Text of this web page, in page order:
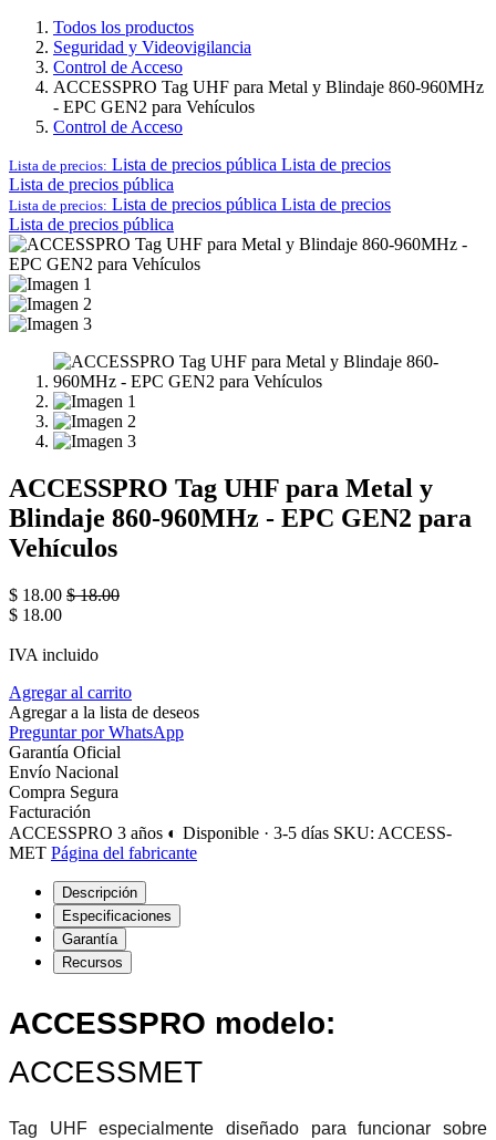
Todos los productos
Seguridad y Videovigilancia
Control de Acceso
ACCESSPRO Tag UHF para Metal y Blindaje 860-960MHz
- EPC GEN2 para Vehículos
Control de Acceso
Lista de precios: Lista de precios pública Lista de precios
Lista de precios pública
Lista de precios: Lista de precios pública Lista de precios
Lista de precios pública
ACCESSPRO Tag UHF para Metal y
Blindaje 860-960MHz - EPC GEN2 para
Vehículos
$ 18.00 $18.00
$ 18.00
IVA incluido
Agregar al carrito
Agregar a la lista de deseos
Preguntar por WhatsApp
Garantía Oficial
Envío Nacional
Compra Segura
Facturación
ACCESSPRO 3 años ◐ Disponible · 3-5 días SKU: ACCESS-
MET Página del fabricante
Descripción
Especificaciones
Garantía
Recursos
ACCESSPRO modelo:
ACCESSMET
Tag UHF especialmente diseñado para funcionar sobre